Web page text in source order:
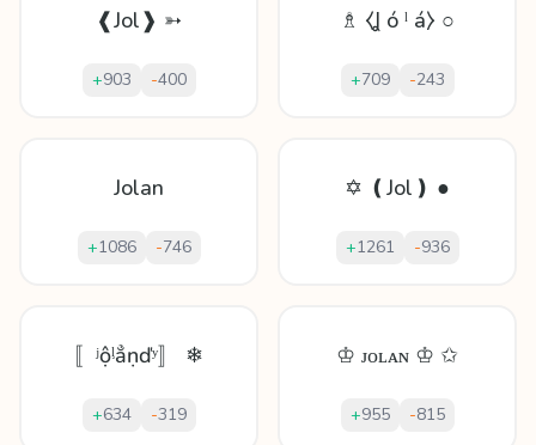
❰Jol❱ ➳
+903 -400
♗ ⧼Ʝ ó ˡ á⧽ ○
+709 -243
Jolan
+1086 -746
✡ ❪Jol❫ ●
+1261 -936
〚ʲộᶪẳṇďʸ〛 ❄
+634 -319
♔ ᴊᴏʟᴀɴ ♔ ✩
+955 -815